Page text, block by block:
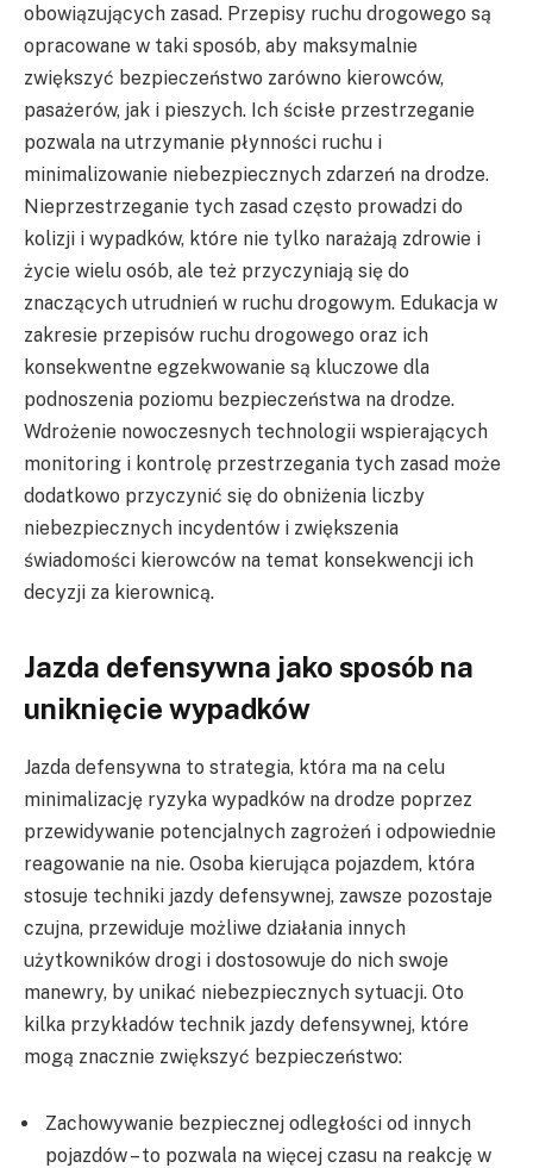
obowiązujących zasad. Przepisy ruchu drogowego są
opracowane w taki sposób, aby maksymalnie
zwiększyć bezpieczeństwo zarówno kierowców,
pasażerów, jak i pieszych. Ich ścisłe przestrzeganie
pozwala na utrzymanie płynności ruchu i
minimalizowanie niebezpiecznych zdarzeń na drodze.
Nieprzestrzeganie tych zasad często prowadzi do
kolizji i wypadków, które nie tylko narażają zdrowie i
życie wielu osób, ale też przyczyniają się do
znaczących utrudnień w ruchu drogowym. Edukacja w
zakresie przepisów ruchu drogowego oraz ich
konsekwentne egzekwowanie są kluczowe dla
podnoszenia poziomu bezpieczeństwa na drodze.
Wdrożenie nowoczesnych technologii wspierających
monitoring i kontrolę przestrzegania tych zasad może
dodatkowo przyczynić się do obniżenia liczby
niebezpiecznych incydentów i zwiększenia
świadomości kierowców na temat konsekwencji ich
decyzji za kierownicą.
Jazda defensywna jako sposób na
uniknięcie wypadków
Jazda defensywna to strategia, która ma na celu
minimalizację ryzyka wypadków na drodze poprzez
przewidywanie potencjalnych zagrożeń i odpowiednie
reagowanie na nie. Osoba kierująca pojazdem, która
stosuje techniki jazdy defensywnej, zawsze pozostaje
czujna, przewiduje możliwe działania innych
użytkowników drogi i dostosowuje do nich swoje
manewry, by unikać niebezpiecznych sytuacji. Oto
kilka przykładów technik jazdy defensywnej, które
mogą znacznie zwiększyć bezpieczeństwo:
Zachowywanie bezpiecznej odległości od innych
pojazdów – to pozwala na więcej czasu na reakcję w